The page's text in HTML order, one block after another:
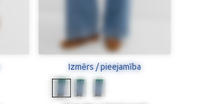
Izmērs / pieejamība